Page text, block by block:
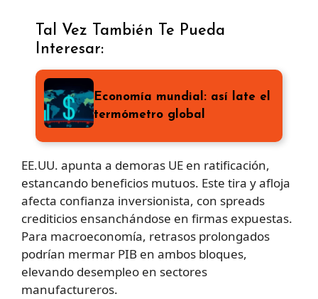
Tal Vez También Te Pueda
Interesar:
Economía mundial: así late el
termómetro global
EE.UU. apunta a demoras UE en ratificación,
estancando beneficios mutuos. Este tira y afloja
afecta confianza inversionista, con spreads
crediticios ensanchándose en firmas expuestas.
Para macroeconomía, retrasos prolongados
podrían mermar PIB en ambos bloques,
elevando desempleo en sectores
manufactureros.